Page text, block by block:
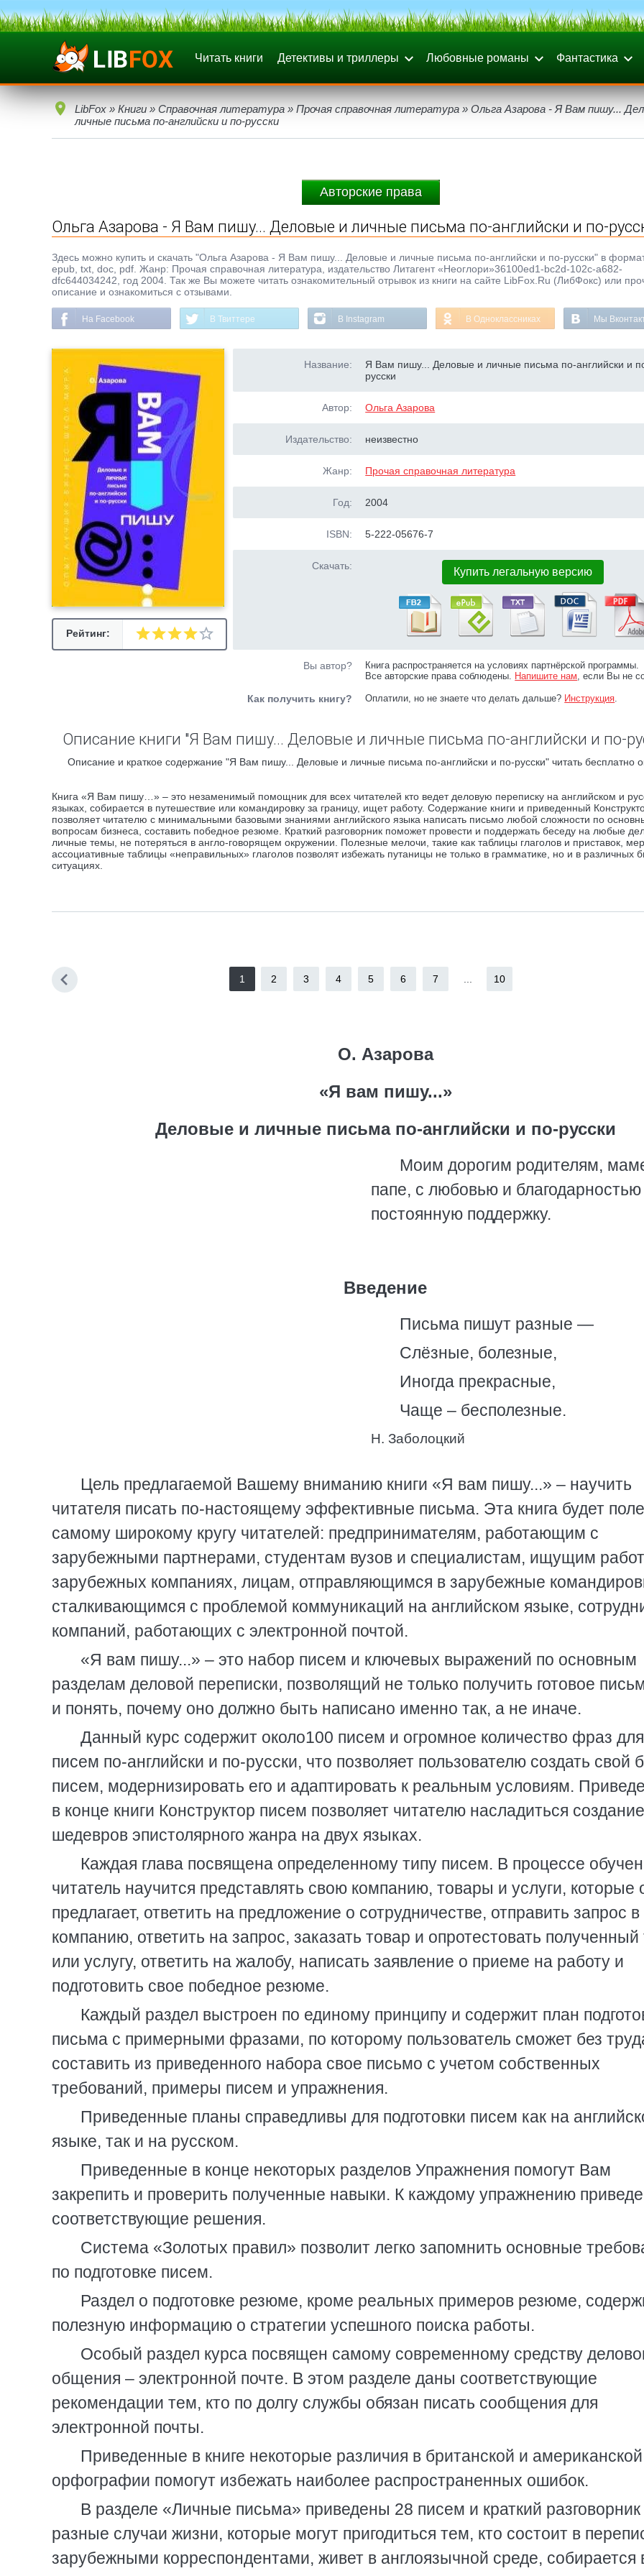
Читать книги Детективы и триллеры Любовные романы Фантастика
LibFox » Книги » Справочная литература » Прочая справочная литература » Ольга Азарова - Я Вам пишу...
личные письма по-английски и по-русски
Авторские права
Ольга Азарова - Я Вам пишу... Деловые и личные письма по-английски и по-
Здесь можно купить и скачать "Ольга Азарова - Я Вам пишу... Деловые и личные письма по-английски и по-русски" в
epub, txt, doc, pdf. Жанр: Прочая справочная литература, издательство Литагент «Неоглори»36100ed1-bc2d-102c-a682-
dfc644034242, год 2004. Так же Вы можете читать ознакомительный отрывок из книги на сайте LibFox.Ru (ЛибФокс) или
описание и ознакомиться с отзывами.
На Facebook В Твиттере В Instagram В Одноклассниках Мы
Рейтинг:
Название:
Я Вам пишу... Деловые и личные письма по-английски и
русски
Автор: Ольга Азарова
Издательство: неизвестно
Жанр: Прочая справочная литература
Год: 2004
ISBN: 5-222-05676-7
Скачать: Купить легальную версию
Вы автор?
Книга распространяется на условиях партнёрской программы.
Все авторские права соблюдены. Напишите нам, если Вы не
Как получить книгу? Оплатили, но не знаете что делать дальше? Инструкция.
Описание книги "Я Вам пишу... Деловые и личные письма по-английски и по-
Описание и краткое содержание "Я Вам пишу... Деловые и личные письма по-английски и по-русски" читать бесплатно
Книга «Я Вам пишу…» – это незаменимый помощник для всех читателей кто ведет деловую переписку на английском и
языках, собирается в путешествие или командировку за границу, ищет работу. Содержание книги и приведенный
позволяет читателю с минимальными базовыми знаниями английского языка написать письмо любой сложности по
вопросам бизнеса, составить победное резюме. Краткий разговорник поможет провести и поддержать беседу на любые
личные темы, не потеряться в англо-говорящем окружении. Полезные мелочи, такие как таблицы глаголов и приставок, мер
ассоциативные таблицы «неправильных» глаголов позволят избежать путаницы не только в грамматике, но и в различных
ситуациях.
1 2 3 4 5 6 7 10
О. Азарова
«Я вам пишу...»
Деловые и личные письма по-английски и по-русски
Моим дорогим родителям,
папе, с любовью и благодарностью
постоянную поддержку.
Введение
Письма пишут разные —
Слёзные, болезные,
Иногда прекрасные,
Чаще – бесполезные.
Н. Заболоцкий
Цель предлагаемой Вашему вниманию книги «Я вам пишу...» – научить
читателя писать по-настоящему эффективные письма. Эта книга будет
самому широкому кругу читателей: предпринимателям, работающим с
зарубежными партнерами, студентам вузов и специалистам, ищущим
зарубежных компаниях, лицам, отправляющимся в зарубежные
сталкивающимся с проблемой коммуникаций на английском языке,
компаний, работающих с электронной почтой.
«Я вам пишу...» – это набор писем и ключевых выражений по основным
разделам деловой переписки, позволящий не только получить готовое
и понять, почему оно должно быть написано именно так, а не иначе.
Данный курс содержит около100 писем и огромное количество фраз для
писем по-английски и по-русски, что позволяет пользователю создать свой
писем, модернизировать его и адаптировать к реальным условиям.
в конце книги Конструктор писем позволяет читателю насладиться
шедевров эпистолярного жанра на двух языках.
Каждая глава посвящена определенному типу писем. В процессе
читатель научится представлять свою компанию, товары и услуги, которые
предлагает, ответить на предложение о сотрудничестве, отправить запрос в
компанию, ответить на запрос, заказать товар и опротестовать полученный
или услугу, ответить на жалобу, написать заявление о приеме на работу и
подготовить свое победное резюме.
Каждый раздел выстроен по единому принципу и содержит план
письма с примерными фразами, по которому пользователь сможет без
составить из приведенного набора свое письмо с учетом собственных
требований, примеры писем и упражнения.
Приведенные планы справедливы для подготовки писем как на
языке, так и на русском.
Приведенные в конце некоторых разделов Упражнения помогут Вам
закрепить и проверить полученные навыки. К каждому упражнению
соответствующие решения.
Система «Золотых правил» позволит легко запомнить основные
по подготовке писем.
Раздел о подготовке резюме, кроме реальных примеров резюме,
полезную информацию о стратегии успешного поиска работы.
Особый раздел курса посвящен самому современному средству
общения – электронной почте. В этом разделе даны соответствующие
рекомендации тем, кто по долгу службы обязан писать сообщения для
электронной почты.
Приведенные в книге некоторые различия в британской и американской
орфографии помогут избежать наиболее распространенных ошибок.
В разделе «Личные письма» приведены 28 писем и краткий
разные случаи жизни, которые могут пригодиться тем, кто состоит в
зарубежными корреспондентами, живет в англоязычной среде, собирается